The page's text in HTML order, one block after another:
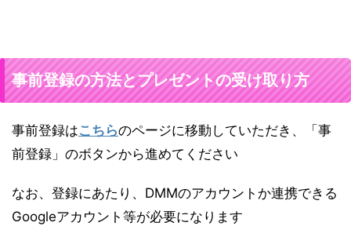
事前登録の方法とプレゼントの受け取り方
事前登録はこちらのページに移動していただき、「事
前登録」のボタンから進めてください
なお、登録にあたり、DMMのアカウントか連携できる
Googleアカウント等が必要になります